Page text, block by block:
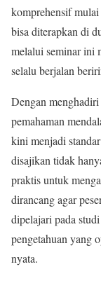
komprehensif
bisa diterapkan di
melalui seminar ini
selalu berjalan
Dengan
pemahaman
kini menjadi
disajikan tidak
praktis untuk
dirancang agar
dipelajari pada
pengetahuan yang
nyata.